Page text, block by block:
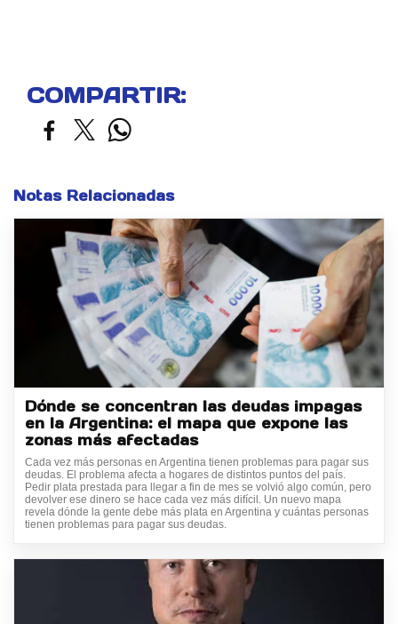
COMPARTIR:
Notas Relacionadas
Dónde se concentran las deudas impagas
en la Argentina: el mapa que expone las
zonas más afectadas
Cada vez más personas en Argentina tienen problemas para pagar sus
deudas. El problema afecta a hogares de distintos puntos del país.
Pedir plata prestada para llegar a fin de mes se volvió algo común, pero
devolver ese dinero se hace cada vez más difícil. Un nuevo mapa
revela dónde la gente debe más plata en Argentina y cuántas personas
tienen problemas para pagar sus deudas.